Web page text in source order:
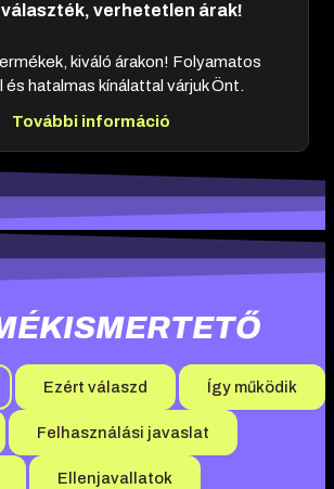
választék, verhetetlen árak!
kiváló árakon! Folyamatos
és hatalmas kínálattal várjuk Önt.
További információ
Ezért válaszd Így működik
Felhasználási javaslat
Ellenjavallatok